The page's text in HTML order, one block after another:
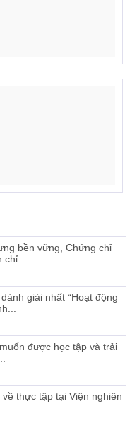
bền vững, Chứng chỉ
giải nhất “Hoạt động
được học tập và trải
thực tập tại Viện nghiên